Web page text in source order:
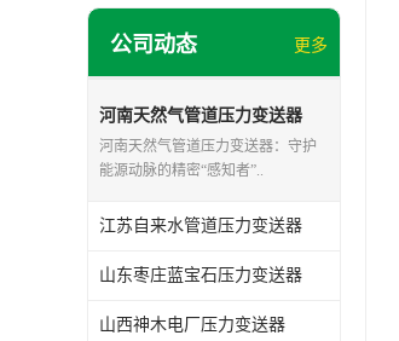
公司动态 更多
河南天然气管道压力变送器
河南天然气管道压力变送器：守护
能源动脉的精密“感知者”..
江苏自来水管道压力变送器
山东枣庄蓝宝石压力变送器
山西神木电厂压力变送器